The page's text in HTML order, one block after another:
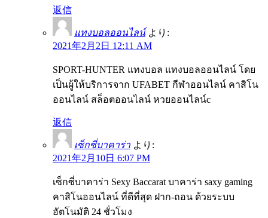
返信
แทงบอลออนไลน์ より:
2021年2月2日 12:11 AM
SPORT-HUNTER แทงบอล แทงบอลออนไลน์ โดย
เป็นผู้ให้บริการจาก UFABET กีฬาออนไลน์ คาสิโน
ออนไลน์ สล็อตออนไลน์ หวยออนไลน์c
返信
เซ็กซี่บาคาร่า より:
2021年2月10日 6:07 PM
เซ็กซี่บาคาร่า Sexy Baccarat บาคาร่า saxy gaming
คาสิโนออนไลน์ ที่ดีที่สุด ฝาก-ถอน ด้วยระบบ
อัตโนมัติ 24 ชั่วโมง